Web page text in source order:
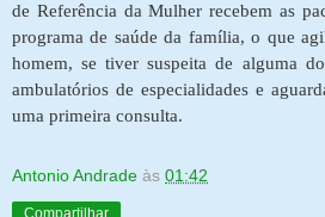
de Referência da Mulher recebem as
programa de saúde da família, o que
homem, se tiver suspeita de alguma
ambulatórios de especialidades e
uma primeira consulta.
Antonio Andrade às 01:42